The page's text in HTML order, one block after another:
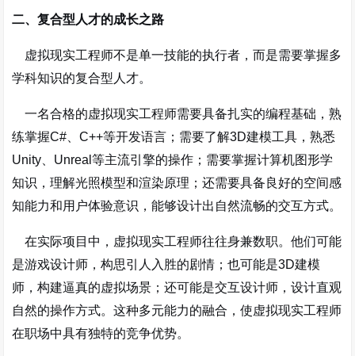
二、复合型人才的成长之路
虚拟现实工程师不是单一技能的执行者，而是需要掌握多
学科知识的复合型人才。
一名合格的虚拟现实工程师需要具备扎实的编程基础，熟
练掌握C#、C++等开发语言；需要了解3D建模工具，熟悉
Unity、Unreal等主流引擎的操作；需要掌握计算机图形学
知识，理解光照模型和渲染原理；还需要具备良好的空间感
知能力和用户体验意识，能够设计出自然流畅的交互方式。
在实际项目中，虚拟现实工程师往往身兼数职。他们可能
是游戏设计师，构思引人入胜的剧情；也可能是3D建模
师，构建逼真的虚拟场景；还可能是交互设计师，设计直观
自然的操作方式。这种多元能力的融合，使虚拟现实工程师
在职场中具有独特的竞争优势。